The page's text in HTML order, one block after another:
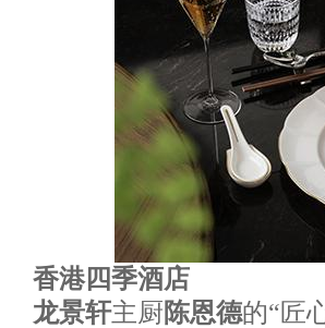
香港四季酒店
龙景轩主厨陈恩德的“匠